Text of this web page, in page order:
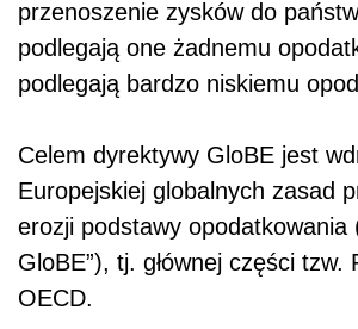
przenoszenie zysków do
podlegają one żadnemu
podlegają bardzo niskiemu
Celem dyrektywy GloBE jest
Europejskiej globalnych zasad
erozji podstawy opodatkowania
GloBE”), tj. głównej części tzw.
OECD.